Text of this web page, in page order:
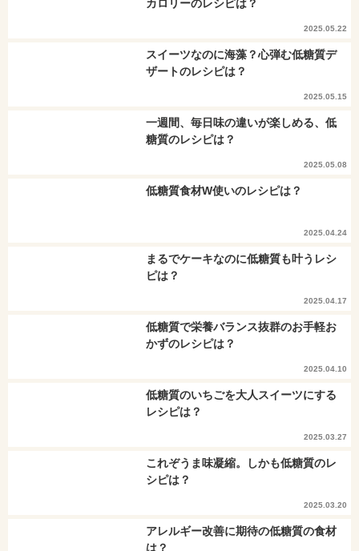
カロリーのレシピは？
2025.05.22
スイーツなのに海藻？心弾む低糖質デ
ザートのレシピは？
2025.05.15
一週間、毎日味の違いが楽しめる、低
糖質のレシピは？
2025.05.08
低糖質食材W使いのレシピは？
2025.04.24
まるでケーキなのに低糖質も叶うレシ
ピは？
2025.04.17
低糖質で栄養バランス抜群のお手軽お
かずのレシピは？
2025.04.10
低糖質のいちごを大人スイーツにする
レシピは？
2025.03.27
これぞうま味凝縮。しかも低糖質のレ
シピは？
2025.03.20
アレルギー改善に期待の低糖質の食材
は？